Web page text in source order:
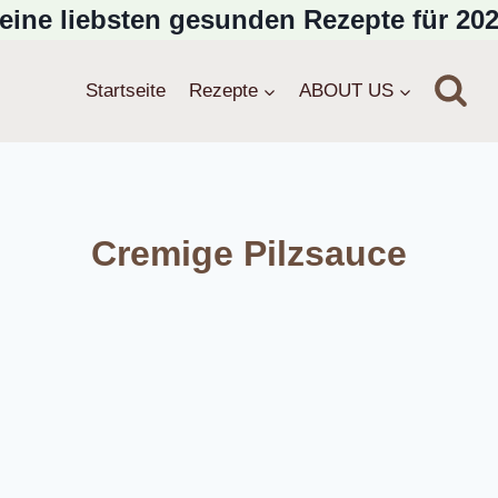
liebsten gesunden Rezepte für
Startseite Rezepte ABOUT US
Cremige Pilzsauce